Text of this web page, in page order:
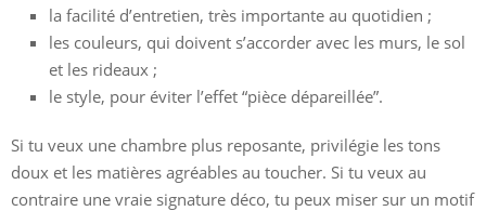
la facilité d’entretien, très importante au quotidien ;
les couleurs, qui doivent s’accorder avec les murs, le sol
et les rideaux ;
le style, pour éviter l’effet “pièce dépareillée”.
Si tu veux une chambre plus reposante, privilégie les tons
doux et les matières agréables au toucher. Si tu veux au
contraire une vraie signature déco, tu peux miser sur un motif